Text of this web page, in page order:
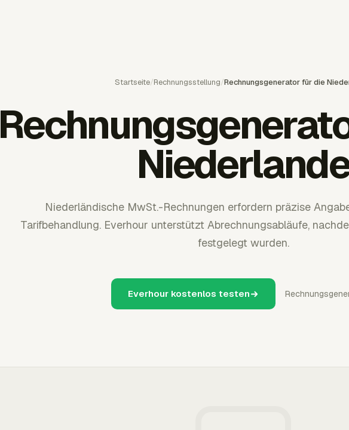
Startseite/Rechnungsstellung/Rechnungsgenerator für die
Niederländische MwSt.-Rechnungen erfordern präzise
Tarifbehandlung. Everhour unterstützt Abrechnungsabläufe,
festgelegt wurden.
Everhour kostenlos testen